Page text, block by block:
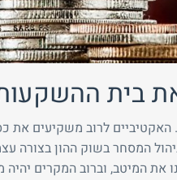
בית
לרוב משקיעים את
המסחר בשוק ההון בצורה
המיטב, וברוב המקרים יהיה